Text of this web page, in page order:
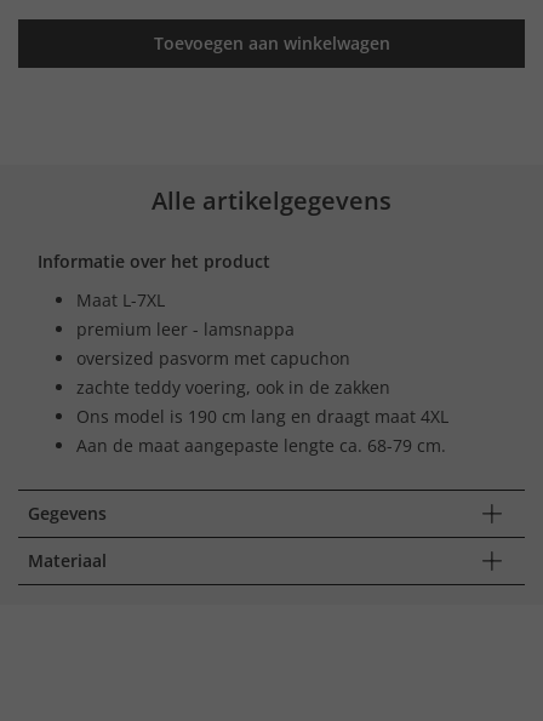
Toevoegen aan winkelwagen
Alle artikelgegevens
Informatie over het product
Maat L-7XL
premium leer - lamsnappa
oversized pasvorm met capuchon
zachte teddy voering, ook in de zakken
Ons model is 190 cm lang en draagt maat 4XL
Aan de maat aangepaste lengte ca. 68-79 cm.
Gegevens
Materiaal